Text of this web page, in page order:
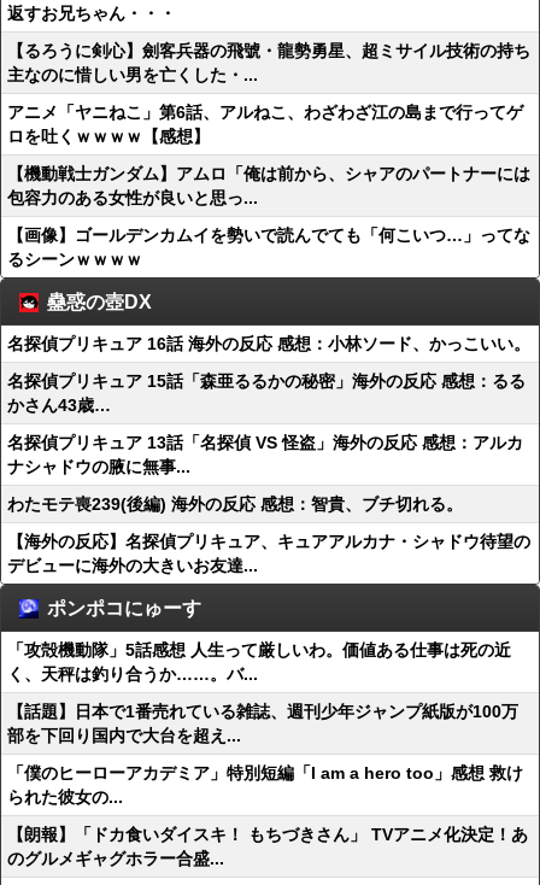
返すお兄ちゃん・・・
【るろうに剣心】劍客兵器の飛號・龍勢勇星、超ミサイル技術の持ち
主なのに惜しい男を亡くした・...
アニメ「ヤニねこ」第6話、アルねこ、わざわざ江の島まで行ってゲ
ロを吐くｗｗｗｗ【感想】
【機動戦士ガンダム】アムロ「俺は前から、シャアのパートナーには
包容力のある女性が良いと思っ...
【画像】ゴールデンカムイを勢いで読んでても「何こいつ…」ってな
るシーンｗｗｗｗ
蠱惑の壺DX
名探偵プリキュア 16話 海外の反応 感想：小林ソード、かっこいい。
名探偵プリキュア 15話「森亜るるかの秘密」海外の反応 感想：るる
かさん43歳…
名探偵プリキュア 13話「名探偵 VS 怪盗」海外の反応 感想：アルカ
ナシャドウの腋に無事...
わたモテ喪239(後編) 海外の反応 感想：智貴、ブチ切れる。
【海外の反応】名探偵プリキュア、キュアアルカナ・シャドウ待望の
デビューに海外の大きいお友達...
ポンポコにゅーす
「攻殻機動隊」5話感想 人生って厳しいわ。価値ある仕事は死の近
く、天秤は釣り合うか……。バ...
【話題】日本で1番売れている雑誌、週刊少年ジャンプ紙版が100万
部を下回り国内で大台を超え...
「僕のヒーローアカデミア」特別短編「I am a hero too」感想 救け
られた彼女の...
【朗報】「ドカ食いダイスキ！ もちづきさん」 TVアニメ化決定！あ
のグルメギャグホラー合盛...